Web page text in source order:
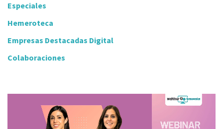
Especiales
Hemeroteca
Empresas Destacadas Digital
Colaboraciones